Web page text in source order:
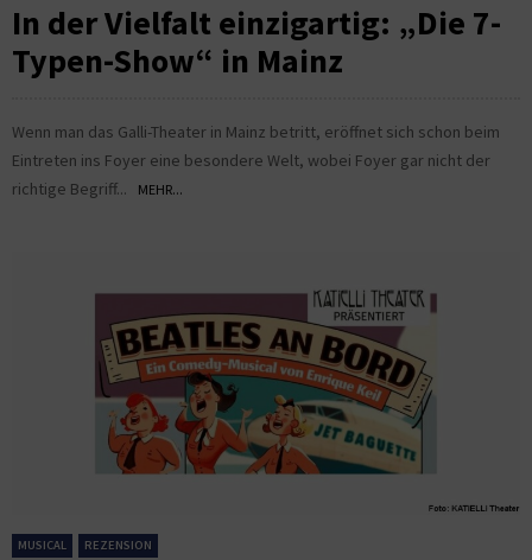
In der Vielfalt einzigartig: „Die 7-
Typen-Show“ in Mainz
Wenn man das Galli-Theater in Mainz betritt, eröffnet sich schon beim
Eintreten ins Foyer eine besondere Welt, wobei Foyer gar nicht der
richtige Begriff...
MEHR...
MUSICAL REZENSION